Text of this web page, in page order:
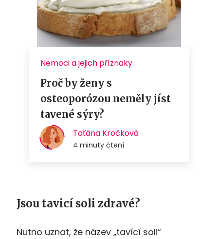
Jsou tavicí soli zdravé?
Nutno uznat, že název „tavící soli“